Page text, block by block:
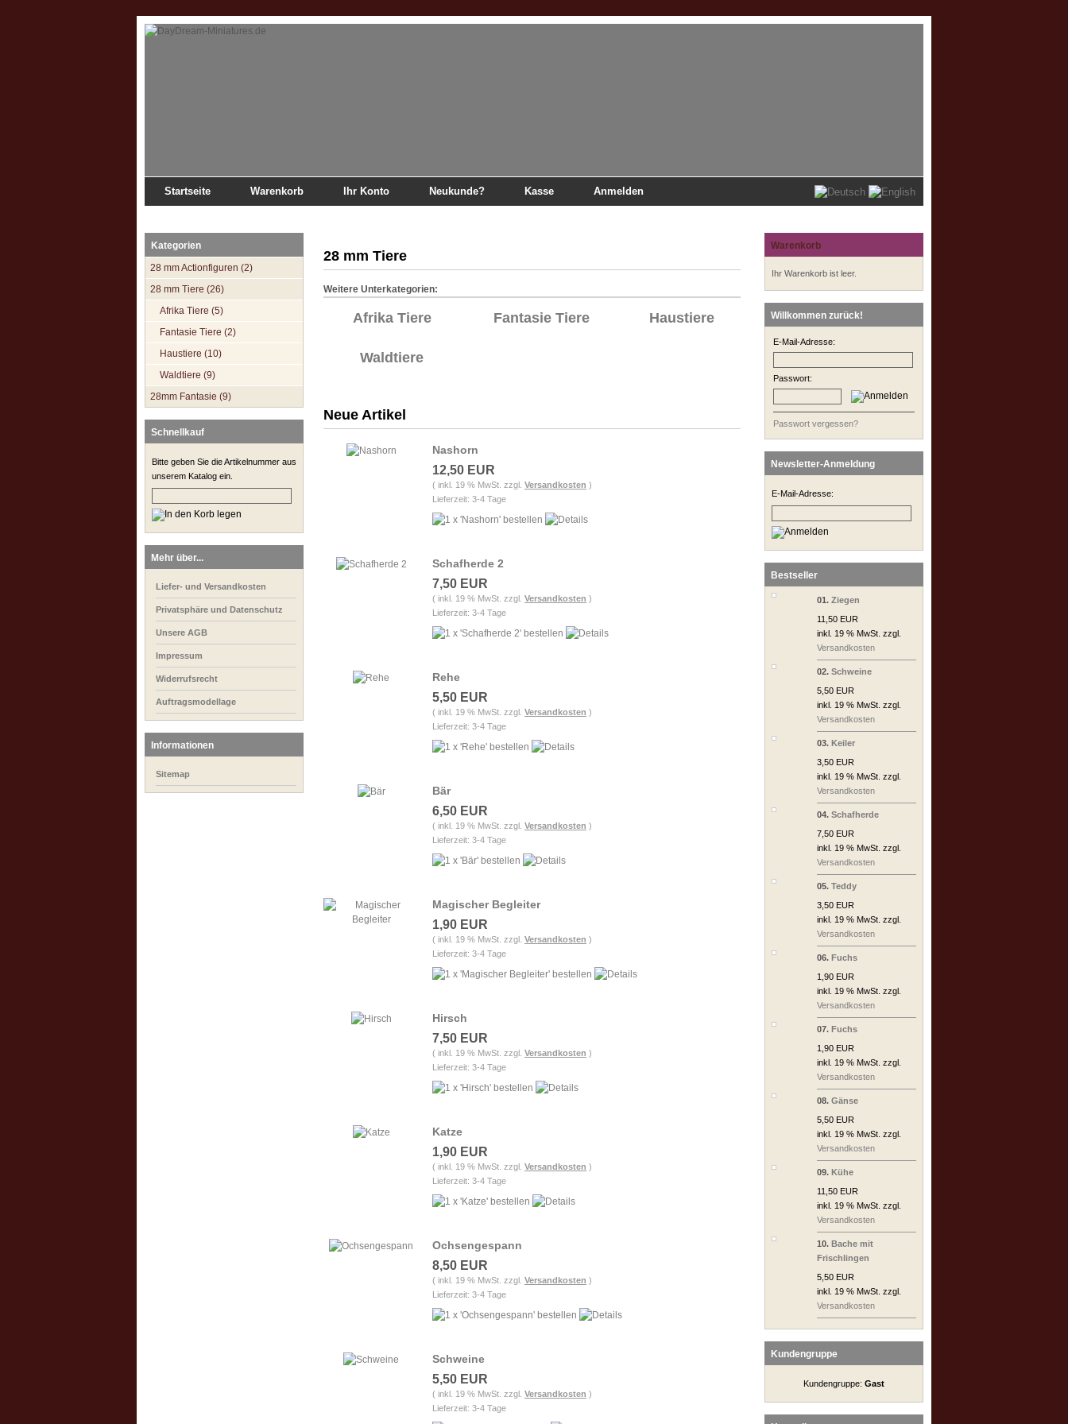
Startseite Warenkorb Ihr Konto Neukunde? Kasse Anmelden
Kategorien
28 mm Actionfiguren (2)
28 mm Tiere (26)
Afrika Tiere (5)
Fantasie Tiere (2)
Haustiere (10)
Waldtiere (9)
28mm Fantasie (9)
Schnellkauf
Bitte geben Sie die Artikelnummer aus
unserem Katalog ein.
Mehr über...
Liefer- und Versandkosten
Privatsphäre und Datenschutz
Unsere AGB
Impressum
Widerrufsrecht
Auftragsmodellage
Informationen
Sitemap
28 mm Tiere
Weitere Unterkategorien:
Afrika Tiere Fantasie Tiere Haustiere
Waldtiere
Neue Artikel
Nashorn
12,50 EUR
( inkl. 19 % MwSt. zzgl. Versandkosten )
Lieferzeit: 3-4 Tage
Schafherde 2
7,50 EUR
( inkl. 19 % MwSt. zzgl. Versandkosten )
Lieferzeit: 3-4 Tage
Rehe
5,50 EUR
( inkl. 19 % MwSt. zzgl. Versandkosten )
Lieferzeit: 3-4 Tage
Bär
6,50 EUR
( inkl. 19 % MwSt. zzgl. Versandkosten )
Lieferzeit: 3-4 Tage
Magischer Begleiter
1,90 EUR
( inkl. 19 % MwSt. zzgl. Versandkosten )
Lieferzeit: 3-4 Tage
Hirsch
7,50 EUR
( inkl. 19 % MwSt. zzgl. Versandkosten )
Lieferzeit: 3-4 Tage
Katze
1,90 EUR
( inkl. 19 % MwSt. zzgl. Versandkosten )
Lieferzeit: 3-4 Tage
Ochsengespann
8,50 EUR
( inkl. 19 % MwSt. zzgl. Versandkosten )
Lieferzeit: 3-4 Tage
Schweine
5,50 EUR
( inkl. 19 % MwSt. zzgl. Versandkosten )
Lieferzeit: 3-4 Tage
Warenkorb
Ihr Warenkorb ist leer.
Willkommen zurück!
E-Mail-Adresse:
Passwort:
Passwort vergessen?
Newsletter-Anmeldung
E-Mail-Adresse:
Bestseller
01. Ziegen
11,50 EUR
inkl. 19 % MwSt. zzgl.
Versandkosten
02. Schweine
5,50 EUR
inkl. 19 % MwSt. zzgl.
Versandkosten
03. Keiler
3,50 EUR
inkl. 19 % MwSt. zzgl.
Versandkosten
04. Schafherde
7,50 EUR
inkl. 19 % MwSt. zzgl.
Versandkosten
05. Teddy
3,50 EUR
inkl. 19 % MwSt. zzgl.
Versandkosten
06. Fuchs
1,90 EUR
inkl. 19 % MwSt. zzgl.
Versandkosten
07. Fuchs
1,90 EUR
inkl. 19 % MwSt. zzgl.
Versandkosten
08. Gänse
5,50 EUR
inkl. 19 % MwSt. zzgl.
Versandkosten
09. Kühe
11,50 EUR
inkl. 19 % MwSt. zzgl.
Versandkosten
10. Bache mit
Frischlingen
5,50 EUR
inkl. 19 % MwSt. zzgl.
Versandkosten
Kundengruppe
Kundengruppe: Gast